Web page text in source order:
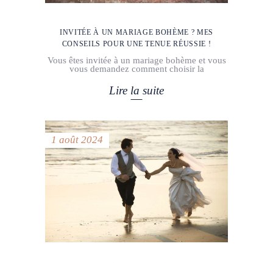
INVITÉE À UN MARIAGE BOHÈME ? MES
CONSEILS POUR UNE TENUE RÉUSSIE !
Vous êtes invitée à un mariage bohème et vous
vous demandez comment choisir la
Lire la suite
1 août 2024